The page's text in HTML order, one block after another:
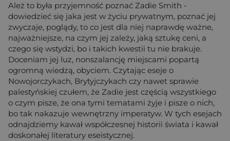
Ależ to była przyjemność poznać Zadie Smith -
dowiedzieć się jaka jest w życiu prywatnym, poznać jej
zwyczaje, poglądy, to co jest dla niej naprawdę ważne,
najważniejsze, na czym jej zależy, jaką sztukę ceni, a
czego się wstydzi, bo i takich kwestii tu nie brakuje.
Doceniam jej luz, nonszalancję miejscami popartą
ogromną wiedzą, obyciem. Czytając eseje o
Nowojorczykach, Brytyjczykach czy nawet sprawie
palestyńskiej czułem, że Zadie jest częścią wszystkiego
o czym pisze, że ona tymi tematami żyje i pisze o nich,
bo tak nakazuje wewnętrzny imperatyw. W tych esejach
odnajdziemy kawał współczesnej historii świata i kawał
doskonałej literatury eseistycznej.